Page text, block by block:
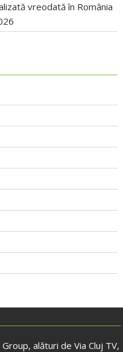
vreodată în România
alături de Via Cluj TV,